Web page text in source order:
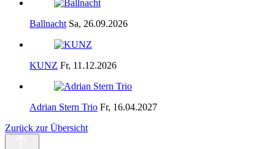
Ballnacht Sa, 26.09.2026
KUNZ Fr, 11.12.2026
Adrian Stern Trio Fr, 16.04.2027
Zurück zur Übersicht